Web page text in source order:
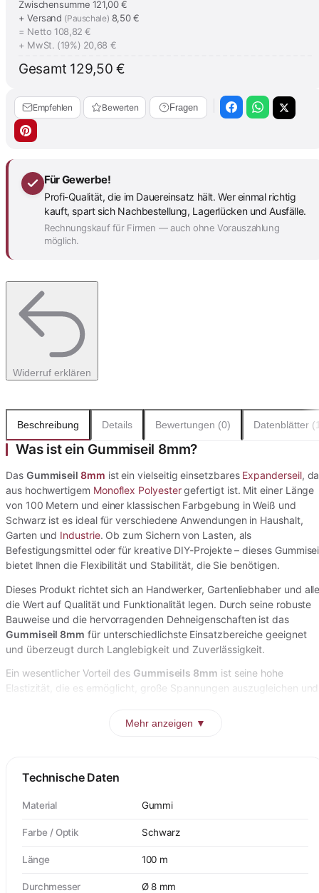
Zwischensumme 121,00 €
+ Versand (Pauschale) 8,50 €
= Netto 108,82 €
+ MwSt. (19%) 20,68 €
Gesamt 129,50 €
Empfehlen Bewerten Fragen
Für Gewerbe!
Profi-Qualität, die im Dauereinsatz hält. Wer einmal richtig
kauft, spart sich Nachbestellung, Lagerlücken und Ausfälle.
Rechnungskauf für Firmen — auch ohne Vorauszahlung
möglich.
Widerruf erklären
Beschreibung Details Bewertungen (0) Datenblätter
Was ist ein Gummiseil 8mm?
Das Gummiseil8mm ist ein vielseitig einsetzbares Expanderseil,
aus hochwertigem Monoflex Polyestergefertigt ist. Mit einer Länge
von 100 Metern und einer klassischen Farbgebung in Weiß und
Schwarz ist es ideal für verschiedene Anwendungen in Haushalt,
Garten und Industrie. Ob zum Sichern von Lasten, als
Befestigungsmittel oder für kreative DIY-Projekte – dieses
bietet Ihnen die Flexibilität und Stabilität, die Sie benötigen.
Dieses Produkt richtet sich an Handwerker, Gartenliebhaber und
die Wert auf Qualität und Funktionalität legen. Durch seine robuste
Bauweise und die hervorragenden Dehneigenschaften ist das
Gummiseil 8mm für unterschiedlichste Einsatzbereiche geeignet
und überzeugt durch Langlebigkeit und Zuverlässigkeit.
Ein wesentlicher Vorteil des Gummiseils 8mm ist seine hohe
Elastizität, die es ermöglicht, große Spannungen auszugleichen und
Mehr anzeigen ▼
Technische Daten
Material Gummi
Farbe / Optik Schwarz
Länge 100 m
Durchmesser Ø 8 mm